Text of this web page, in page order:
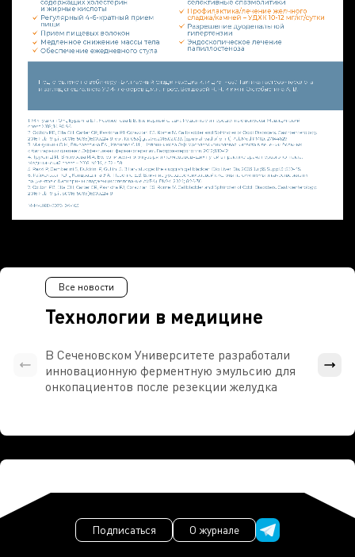
Технологии в медицине
Все новости
В Сеченовском Университете разработали
инновационную ферментную эмульсию для
онкопациентов после резекции желудка
Подписаться О журнале